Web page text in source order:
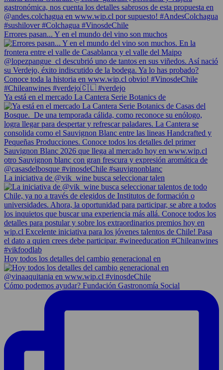
Errores pasan... Y en el mundo del vino son muchos
Ya está en el mercado La Cantera Serie Botanics de
La iniciativa de @vik_wine busca seleccionar talen
Hoy todos los detalles del cambio generacional en
Cómo podemos ayudar? Fundación Gastronomía Social